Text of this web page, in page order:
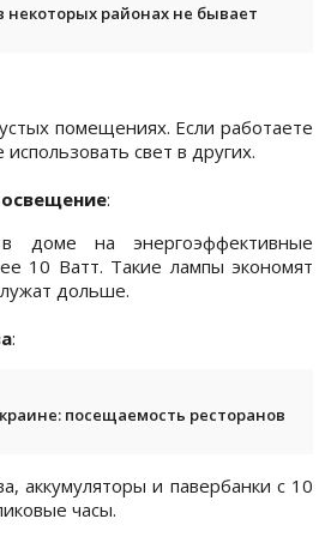
некоторых районах не бывает
помещениях. Если работаете
свет в других.
:
доме на энергоэффективные
10 Ватт. Такие лампы экономят
дольше.
:
посещаемость ресторанов
аккумуляторы и павербанки с 10
часы.